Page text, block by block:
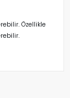
Özellikle